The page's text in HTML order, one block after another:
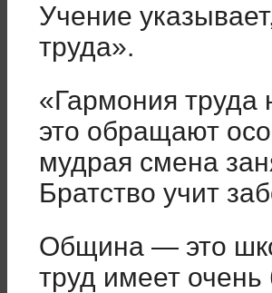
Учение
труда».
«Гармония труда
это обращают
мудрая смена
Братство учит
Община — это
труд имеет